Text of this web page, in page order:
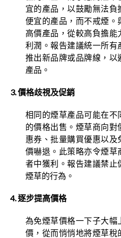
宜的產品，以鼓勵無法
便宜的產品，而不戒煙。
高價產品，從較高負擔
利潤。報告建議統一所有
推出新品牌或品牌線，以
產品。
3. 價格歧視及促銷
相同的煙草產品可能在不
的價格出售。煙草商向
惠券、批量購買優惠以
價嚇退。此策略亦令煙草
者中獲利。報告建議禁止
煙草的行為。
4. 逐步提高價格
為免煙草價格一下子大幅
價，從而悄悄地將煙草稅